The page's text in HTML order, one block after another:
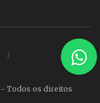
- Todos os direitos